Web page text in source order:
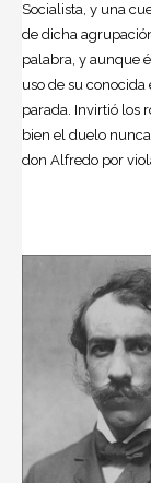
Socialista, y una
de dicha
palabra, y aunque
uso de su
parada. Invirtió los
bien el duelo
don Alfredo por